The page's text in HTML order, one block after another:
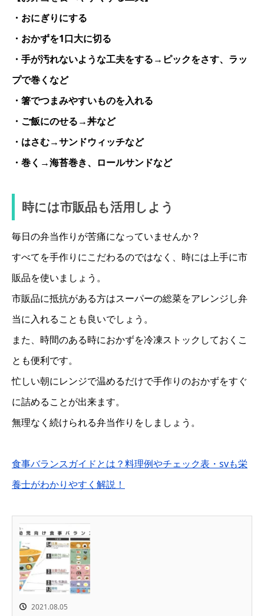
・おにぎりにする
・おかずを1口大に切る
・手が汚れないような工夫をする→ピックをさす、ラッ
プで巻くなど
・箸でつまみやすいものを入れる
・ご飯にのせる→丼など
・はさむ→サンドウィッチなど
・巻く→海苔巻き、ロールサンドなど
時には市販品も活用しよう
毎日の弁当作りが苦痛になっていませんか？
すべてを手作りにこだわるのではなく、時には上手に市
販品を使いましょう。
市販品に抵抗がある方はスーパーの総菜をアレンジし弁
当に入れることも良いでしょう。
また、時間のある時におかずを冷凍ストックしておくこ
とも便利です。
忙しい朝にレンジで温めるだけで手作りのおかずをすぐ
に詰めることが出来ます。
無理なく続けられる弁当作りをしましょう。
食事バランスガイドとは？料理例やチェック表・svも栄
養士がわかりやすく解説！
2021.08.05